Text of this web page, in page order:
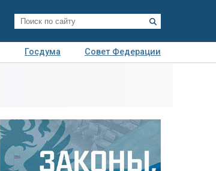
Госдума
Совет Федерации